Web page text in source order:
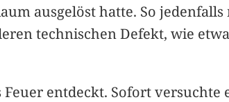
ausgelöst hatte. So
technischen Defekt, wie
Feuer entdeckt. Sofort